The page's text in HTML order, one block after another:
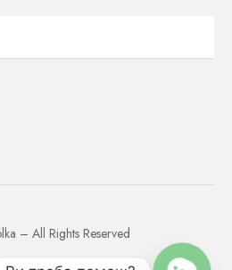
– All Rights Reserved